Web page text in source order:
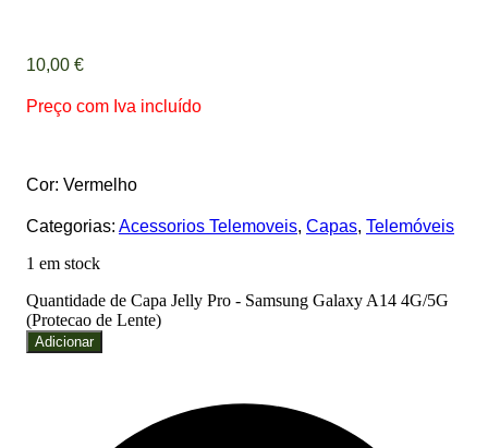
10,00 €
Preço com Iva incluído
Cor: Vermelho
Categorias: Acessorios Telemoveis, Capas, Telemóveis
1 em stock
Quantidade de Capa Jelly Pro - Samsung Galaxy A14 4G/5G
(Protecao de Lente)
Adicionar